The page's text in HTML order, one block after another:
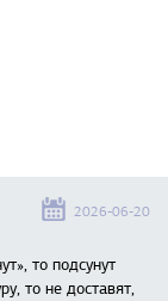
2026-06-20
то подсунут
то не доставят,